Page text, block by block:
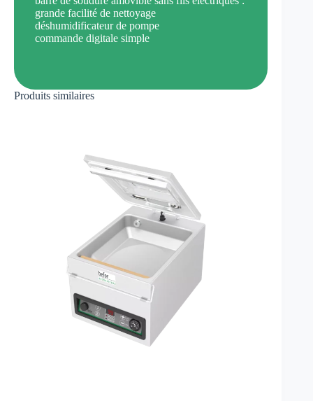
grande facilité de nettoyage
déshumidificateur de pompe
commande digitale simple
Produits similaires